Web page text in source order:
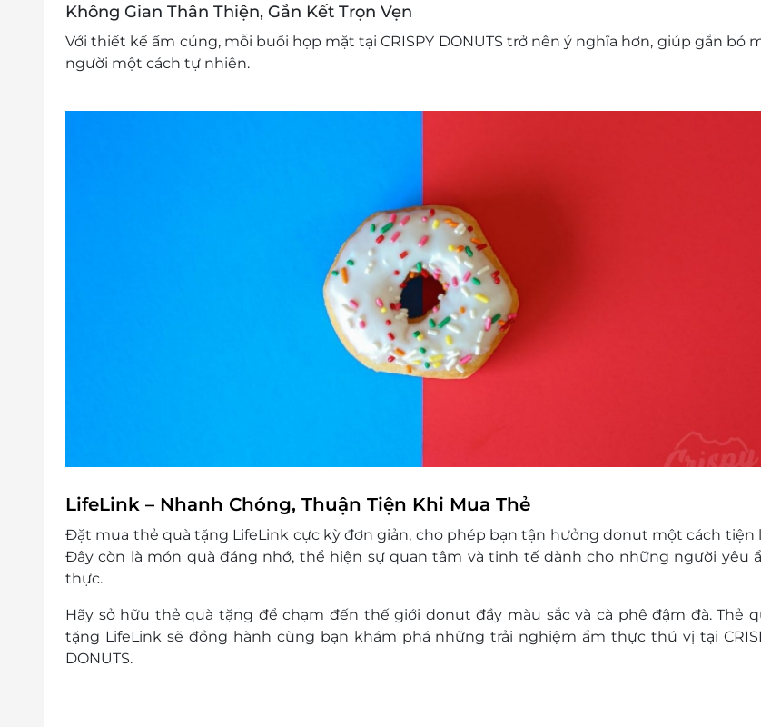
Không Gian Thân Thiện, Gắn Kết Trọn Vẹn
Với thiết kế ấm cúng, mỗi buổi họp mặt tại CRISPY DONUTS trở nên ý nghĩa hơn, giúp gắn bó
người một cách tự nhiên.
LifeLink – Nhanh Chóng, Thuận Tiện Khi Mua Thẻ
Đặt mua thẻ quà tặng LifeLink cực kỳ đơn giản, cho phép bạn tận hưởng donut một cách tiện
Đây còn là món quà đáng nhớ, thể hiện sự quan tâm và tinh tế dành cho những người yêu
thực.
Hãy sở hữu thẻ quà tặng để chạm đến thế giới donut đầy màu sắc và cà phê đậm đà. Thẻ
tặng LifeLinksẽ đồng hành cùng bạn khám phá những trải nghiệm ẩm thực thú vị tại
DONUTS.